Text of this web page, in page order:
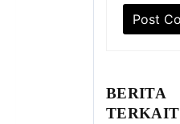
BERITA
TERKAIT